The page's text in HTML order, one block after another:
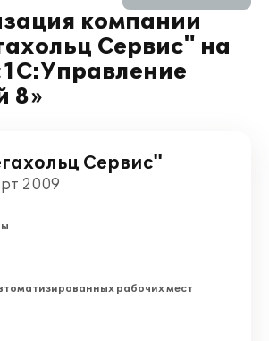
компании
Сервис" на
8»
Сервис"
2009
рабочих мест